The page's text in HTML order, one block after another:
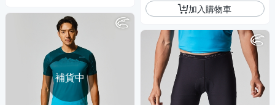
補貨中
加入購物車